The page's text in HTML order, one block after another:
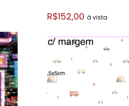
R$152,00 á vista